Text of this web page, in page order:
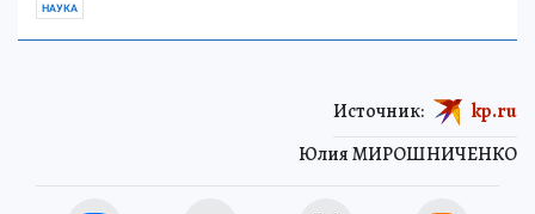
НАУКА
Юлия МИРОШНИЧЕНКО
Источник: kp.ru